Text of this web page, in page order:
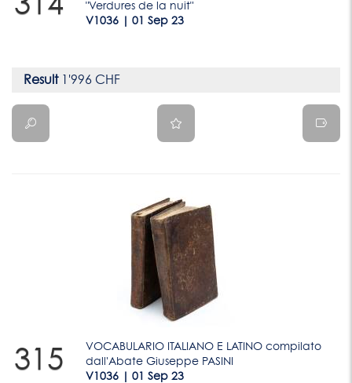
"Verdures de la nuit"
V1036 | 01 Sep 23
Result1'996 CHF
315
VOCABULARIO ITALIANO E LATINO compilato
dall'Abate Giuseppe PASINI
V1036 | 01 Sep 23